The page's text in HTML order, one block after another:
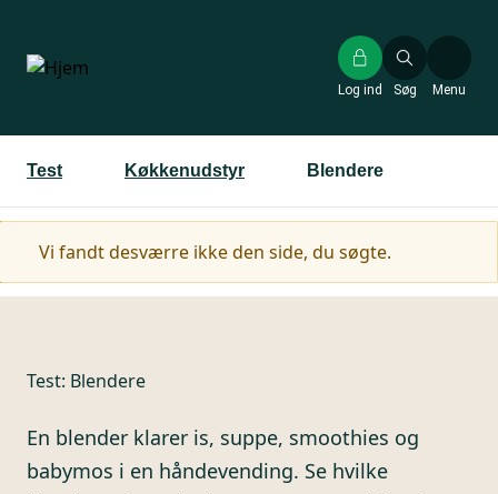
hovedindhold
Søg
Log ind Menu
Test Køkkenudstyr Blendere
Advarselsmeddelelse
Vi fandt desværre ikke den side, du søgte.
Test: Blendere
En blender klarer is, suppe, smoothies og
babymos i en håndevending. Se hvilke